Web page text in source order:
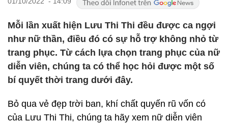
Mỗi lần xuất hiện Lưu Thi Thi đều được ca ngợi
như nữ thần, điều đó có sự hỗ trợ không nhỏ từ
trang phục. Từ cách lựa chọn trang phục của nữ
diễn viên, chúng ta có thể học hỏi được một số
bí quyết thời trang dưới đây.
Bỏ qua vẻ đẹp trời ban, khí chất quyến rũ vốn có
của Lưu Thi Thi, chúng ta hãy xem nữ diễn viên